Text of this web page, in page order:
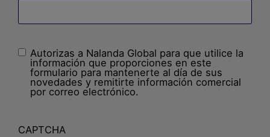
Sin
nombre(Obligatorio)
Autorizas a Nalanda Global para que utilice la
información que proporciones en este
formulario para mantenerte al día de sus
novedades y remitirte información comercial
por correo electrónico.
CAPTCHA